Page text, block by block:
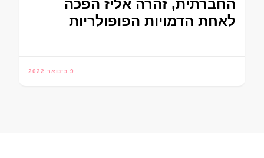
החברתית, זהרה אליז הפכה
לאחת הדמויות הפופולריות
9 בינואר 2022